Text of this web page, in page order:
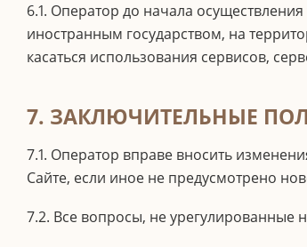
6.1. Оператор до начала
иностранным государством, на
касаться использования сервисов,
7. ЗАКЛЮЧИТЕЛЬНЫЕ
7.1. Оператор вправе вносить
Сайте, если иное не предусмотрено
7.2. Все вопросы, не урегулированные